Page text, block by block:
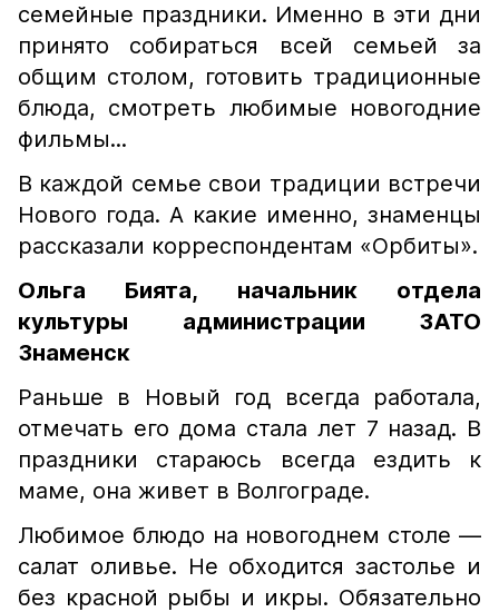
семейные праздники. Именно в эти дни
принято собираться всей семьей за
общим столом, готовить традиционные
блюда, смотреть любимые новогодние
фильмы...
В каждой семье свои традиции встречи
Нового года. А какие именно, знаменцы
рассказали корреспондентам «Орбиты».
Ольга Бията, начальник отдела
культуры администрации ЗАТО
Знаменск
Раньше в Новый год всегда работала,
отмечать его дома стала лет 7 назад. В
праздники стараюсь всегда ездить к
маме, она живет в Волгограде.
Любимое блюдо на новогоднем столе —
салат оливье. Не обходится застолье и
без красной рыбы и икры. Обязательно